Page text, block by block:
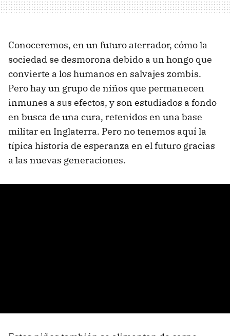
Conoceremos, en un futuro aterrador, cómo la
sociedad se desmorona debido a un hongo que
convierte a los humanos en salvajes zombis.
Pero hay un grupo de niños que permanecen
inmunes a sus efectos, y son estudiados a fondo
en busca de una cura, retenidos en una base
militar en Inglaterra. Pero no tenemos aquí la
típica historia de esperanza en el futuro gracias
a las nuevas generaciones.